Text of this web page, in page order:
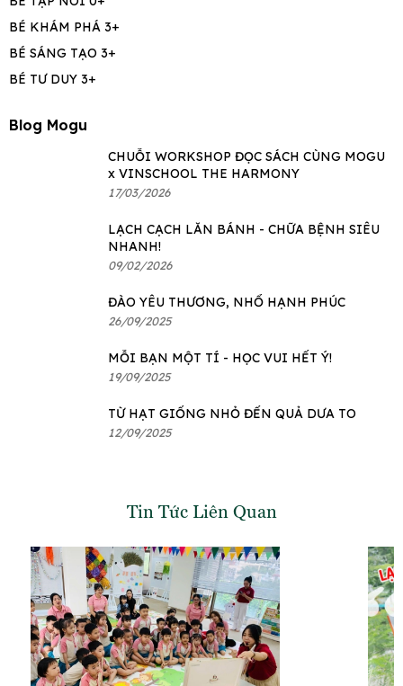
BÉ KHÁM PHÁ 3+
BÉ SÁNG TẠO 3+
BÉ TƯ DUY 3+
Blog Mogu
CHUỖI WORKSHOP ĐỌC SÁCH CÙNG MOGU
x VINSCHOOL THE HARMONY
17/03/2026
LẠCH CẠCH LĂN BÁNH - CHỮA BỆNH SIÊU
NHANH!
09/02/2026
ĐÀO YÊU THƯƠNG, NHỔ HẠNH PHÚC
26/09/2025
MỖI BẠN MỘT TÍ - HỌC VUI HẾT Ý!
19/09/2025
TỪ HẠT GIỐNG NHỎ ĐẾN QUẢ DƯA TO
12/09/2025
Tin Tức Liên Quan